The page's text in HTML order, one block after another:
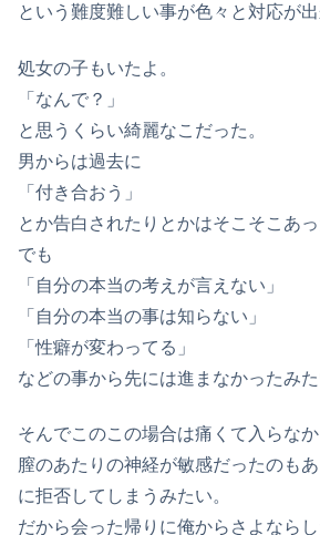
という難度難しい事が色々と対応が出
処女の子もいたよ。
「なんで？」
と思うくらい綺麗なこだった。
男からは過去に
「付き合おう」
とか告白されたりとかはそこそこあっ
でも
「自分の本当の考えが言えない」
「自分の本当の事は知らない」
「性癖が変わってる」
などの事から先には進まなかったみた
そんでこのこの場合は痛くて入らなか
膣のあたりの神経が敏感だったのも
に拒否してしまうみたい。
だから会った帰りに俺からさよならし